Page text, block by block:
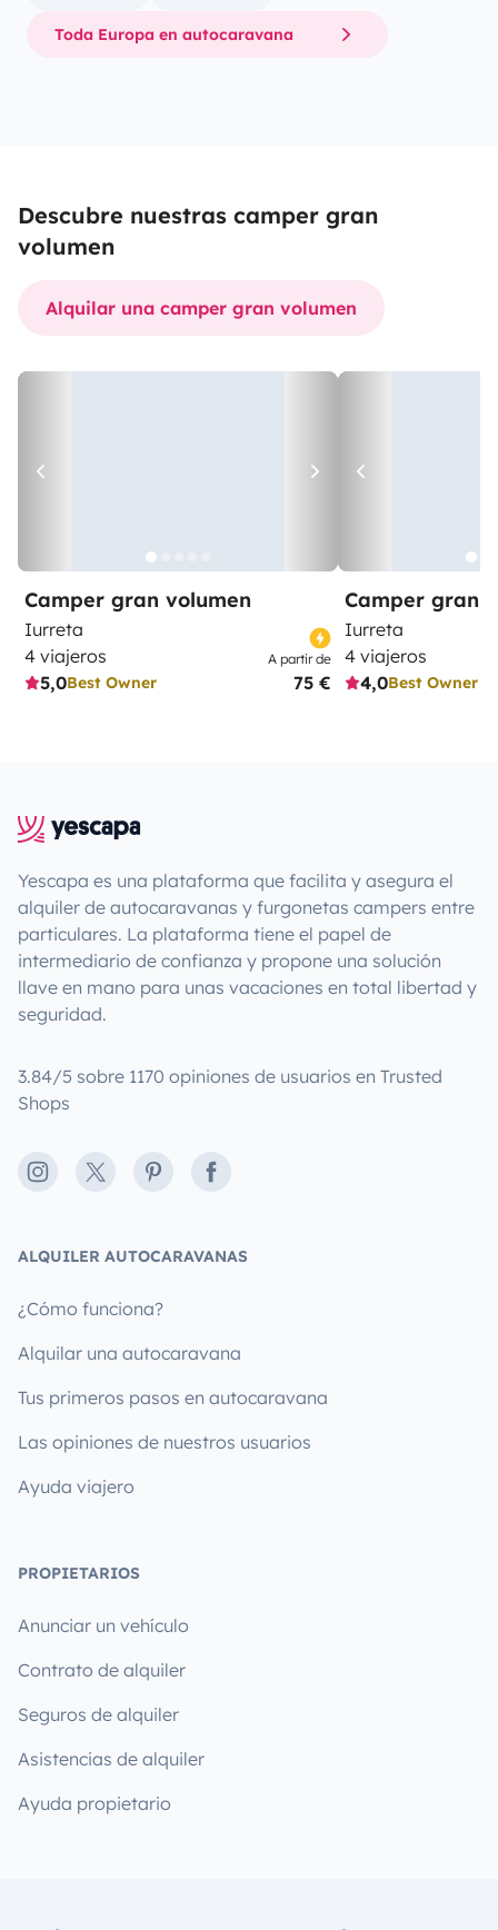
Toda Europa en autocaravana
Descubre nuestras camper gran
volumen
Alquilar una camper gran volumen
Camper gran volumen
Iurreta
4 viajeros
5,0Best Owner
A partir de
75 €
Camper gran
Iurreta
4 viajeros
4,0Best Owner
Yescapa es una plataforma que facilita y asegura el
alquiler de autocaravanas y furgonetas campers entre
particulares. La plataforma tiene el papel de
intermediario de confianza y propone una solución
llave en mano para unas vacaciones en total libertad y
seguridad.
3.84/5 sobre 1170 opiniones de usuarios en Trusted
Shops
Instagram
X PinterestFacebook
ALQUILER AUTOCARAVANAS
¿Cómo funciona?
Alquilar una autocaravana
Tus primeros pasos en autocaravana
Las opiniones de nuestros usuarios
Ayuda viajero
PROPIETARIOS
Anunciar un vehículo
Contrato de alquiler
Seguros de alquiler
Asistencias de alquiler
Ayuda propietario